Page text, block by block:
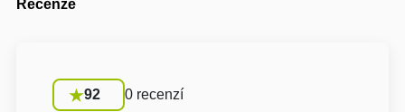
Recenze
92 0 recenzí